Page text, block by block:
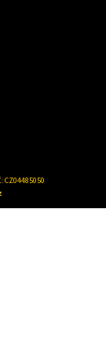
CZ04485050